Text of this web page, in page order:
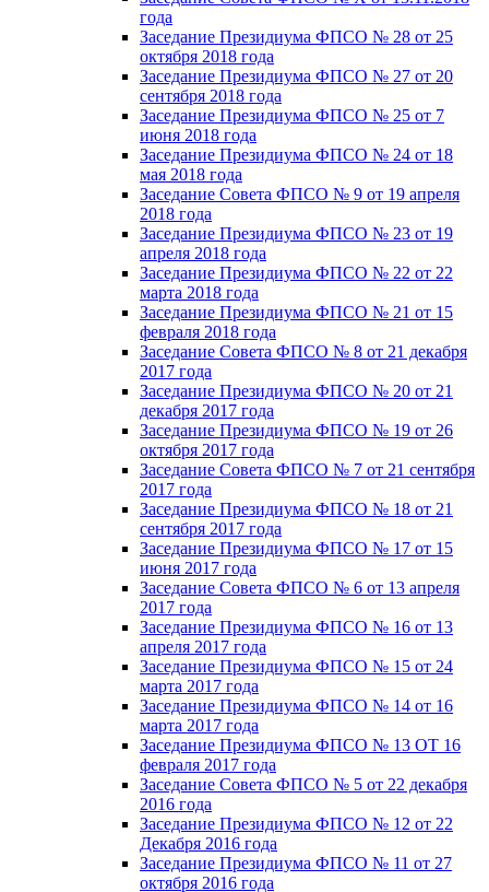
года
Заседание Президиума ФПСО № 28 от 25
октября 2018 года
Заседание Президиума ФПСО № 27 от 20
сентября 2018 года
Заседание Президиума ФПСО № 25 от 7
июня 2018 года
Заседание Президиума ФПСО № 24 от 18
мая 2018 года
Заседание Совета ФПСО № 9 от 19 апреля
2018 года
Заседание Президиума ФПСО № 23 от 19
апреля 2018 года
Заседание Президиума ФПСО № 22 от 22
марта 2018 года
Заседание Президиума ФПСО № 21 от 15
февраля 2018 года
Заседание Совета ФПСО № 8 от 21 декабря
2017 года
Заседание Президиума ФПСО № 20 от 21
декабря 2017 года
Заседание Президиума ФПСО № 19 от 26
октября 2017 года
Заседание Совета ФПСО № 7 от 21 сентября
2017 года
Заседание Президиума ФПСО № 18 от 21
сентября 2017 года
Заседание Президиума ФПСО № 17 от 15
июня 2017 года
Заседание Совета ФПСО № 6 от 13 апреля
2017 года
Заседание Президиума ФПСО № 16 от 13
апреля 2017 года
Заседание Президиума ФПСО № 15 от 24
марта 2017 года
Заседание Президиума ФПСО № 14 от 16
марта 2017 года
Заседание Президиума ФПСО № 13 ОТ 16
февраля 2017 года
Заседание Совета ФПСО № 5 от 22 декабря
2016 года
Заседание Президиума ФПСО № 12 от 22
Декабря 2016 года
Заседание Президиума ФПСО № 11 от 27
октября 2016 года